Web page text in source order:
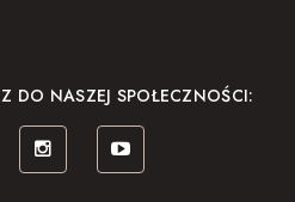
DO NASZEJ SPOŁECZNOŚCI: